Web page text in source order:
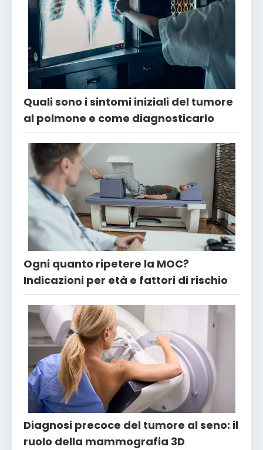
Quali sono i sintomi iniziali del tumore
al polmone e come diagnosticarlo
Ogni quanto ripetere la MOC?
Indicazioni per età e fattori di rischio
Diagnosi precoce del tumore al seno: il
ruolo della mammografia 3D